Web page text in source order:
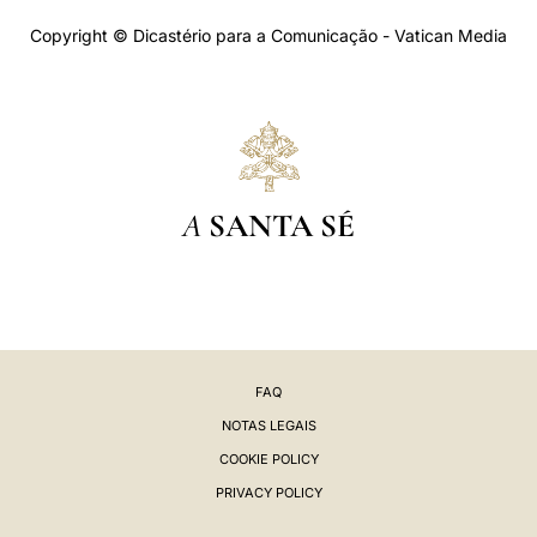
Copyright © Dicastério para a Comunicação - Vatican Media
A SANTA SÉ
FAQ
NOTAS LEGAIS
COOKIE POLICY
PRIVACY POLICY